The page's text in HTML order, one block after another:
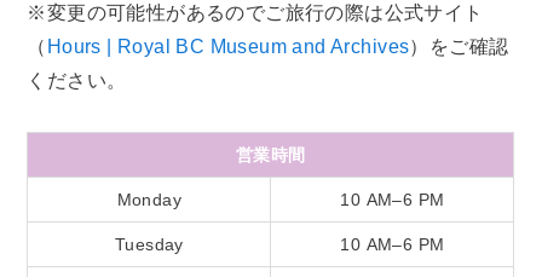
※変更の可能性があるのでご旅行の際は公式サイト
（ Hours | Royal BC Museum and Archives）をご確認
ください。
営業時間
Monday 10 AM–6 PM
Tuesday 10 AM–6 PM